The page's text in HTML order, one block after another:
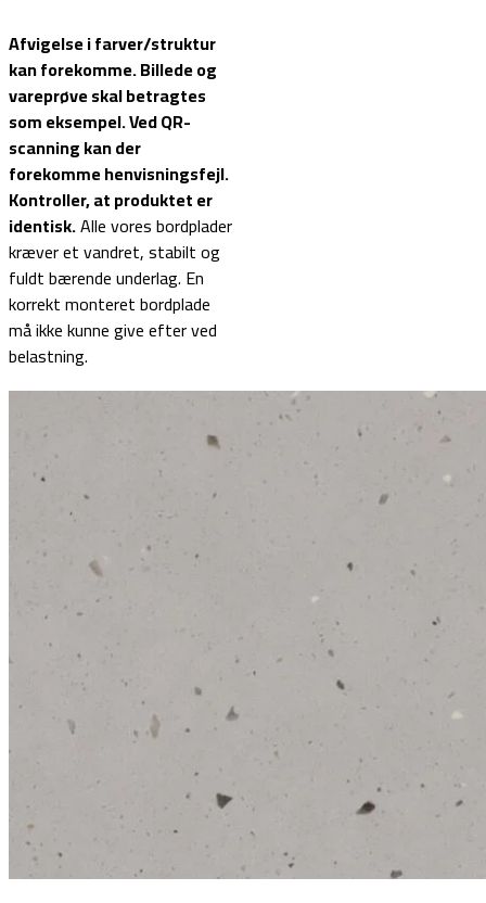
Afvigelse i farver/struktur
kan forekomme. Billede og
vareprøve skal betragtes
som eksempel.Ved QR-
scanning kan der
forekomme henvisningsfejl.
Kontroller, at produktet er
identisk.Alle vores bordplader
kræver et vandret, stabilt og
fuldt bærende underlag. En
korrekt monteret bordplade
må ikke kunne give efter ved
belastning.